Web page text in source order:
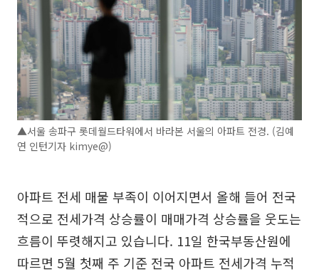
▲서울 송파구 롯데월드타워에서 바라본 서울의 아파트 전경. (김예
연 인턴기자 kimye@)
아파트 전세 매물 부족이 이어지면서 올해 들어 전국
적으로 전세가격 상승률이 매매가격 상승률을 웃도는
흐름이 뚜렷해지고 있습니다. 11일 한국부동산원에
따르면 5월 첫째 주 기준 전국 아파트 전세가격 누적